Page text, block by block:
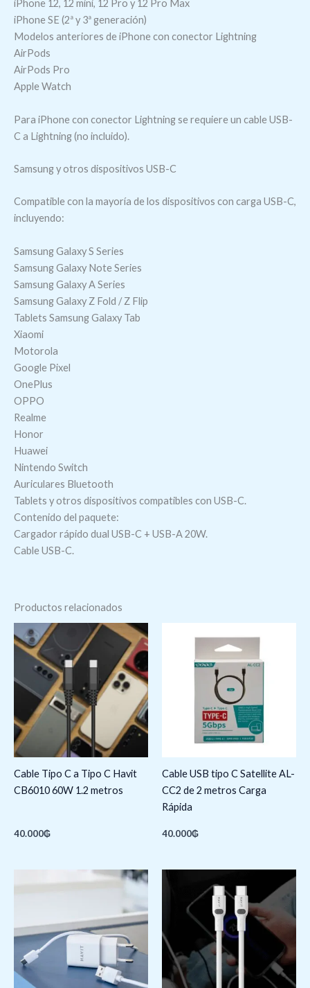
iPhone 12, 12 mini, 12 Pro y 12 Pro Max
iPhone SE (2ª y 3ª generación)
Modelos anteriores de iPhone con conector Lightning
AirPods
AirPods Pro
Apple Watch
Para iPhone con conector Lightning se requiere un cable USB-
C a Lightning (no incluido).
Samsung y otros dispositivos USB-C
Compatible con la mayoría de los dispositivos con carga USB-C,
incluyendo:
Samsung Galaxy S Series
Samsung Galaxy Note Series
Samsung Galaxy A Series
Samsung Galaxy Z Fold / Z Flip
Tablets Samsung Galaxy Tab
Xiaomi
Motorola
Google Pixel
OnePlus
OPPO
Realme
Honor
Huawei
Nintendo Switch
Auriculares Bluetooth
Tablets y otros dispositivos compatibles con USB-C.
Contenido del paquete:
Cargador rápido dual USB-C + USB-A 20W.
Cable USB-C.
Productos relacionados
Cable Tipo C a Tipo C Havit
CB6010 60W 1.2 metros
40.000₲
Cable USB tipo C Satellite AL-
CC2 de 2 metros Carga
Rápida
40.000₲